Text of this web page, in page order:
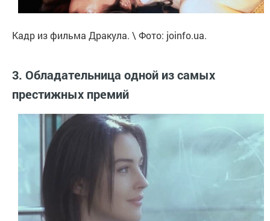
Кадр из фильма Дракула. \ Фото: joinfo.ua.
3. Обладательница одной из самых
престижных премий